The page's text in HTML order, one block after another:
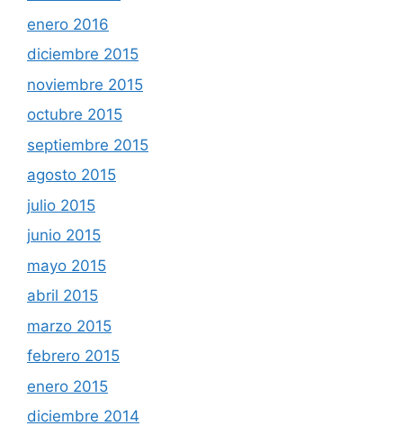
enero 2016
diciembre 2015
noviembre 2015
octubre 2015
septiembre 2015
agosto 2015
julio 2015
junio 2015
mayo 2015
abril 2015
marzo 2015
febrero 2015
enero 2015
diciembre 2014